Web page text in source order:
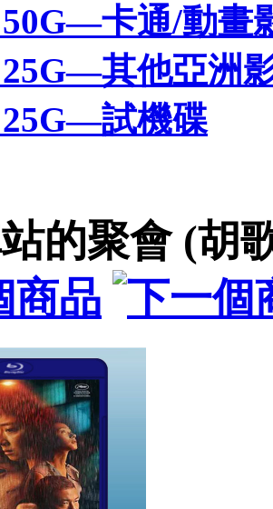
卡通/動畫
其他亞洲
試機碟
的聚會 (胡